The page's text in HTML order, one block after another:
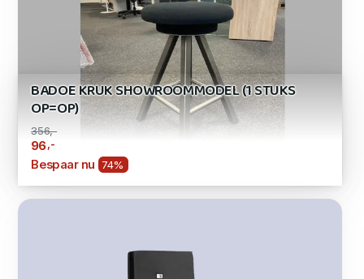
BADOE KRUK SHOWROOMMODEL (1 STUKS
OP=OP)
356,-
96,-
Bespaar nu 74%